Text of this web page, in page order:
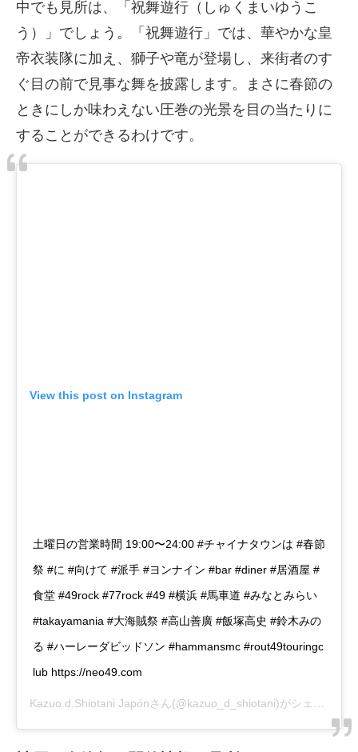
中でも見所は、「祝舞遊行（しゅくまいゆうこ
う）」でしょう。「祝舞遊行」では、華やかな皇
帝衣装隊に加え、獅子や竜が登場し、来街者のす
ぐ目の前で見事な舞を披露します。まさに春節の
ときにしか味わえない圧巻の光景を目の当たりに
することができるわけです。
View this post on Instagram
土曜日の営業時間 19:00〜24:00 #チャイナタウンは #春節
祭 #に #向けて #派手 #ヨンナイン #bar #diner #居酒屋 #
食堂 #49rock #77rock #49 #横浜 #馬車道 #みなとみらい
#takayamania #大海賊祭 #高山善廣 #飯塚高史 #鈴木みの
る #ハーレーダビッドソン #hammansmc #rout49touringc
lub https://neo49.com
Kazuo.d.Shiotani Japónさん(@kazuo_d_shiotani)がシェアした投稿 –